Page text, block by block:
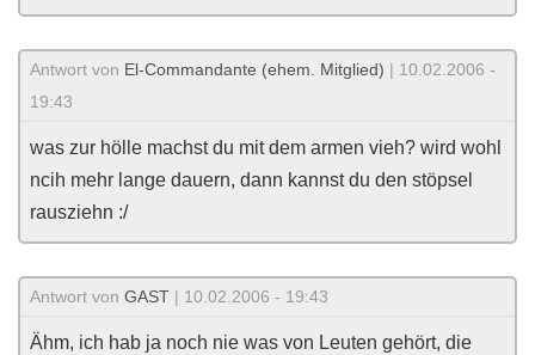
Antwort von El-Commandante (ehem. Mitglied) | 10.02.2006 -
19:43
was zur hölle machst du mit dem armen vieh? wird wohl
ncih mehr lange dauern, dann kannst du den stöpsel
rausziehn :/
Antwort von GAST | 10.02.2006 - 19:43
Ähm, ich hab ja noch nie was von Leuten gehört, die